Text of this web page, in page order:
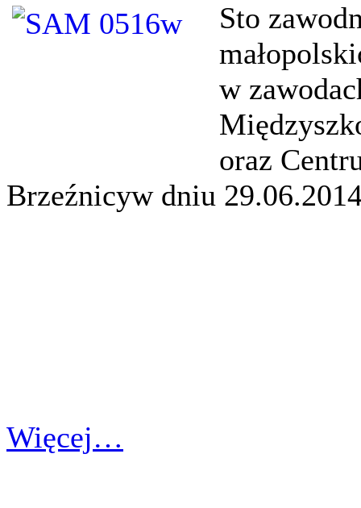
Sto
w
oraz
Brzeźnicyw dniu
Więcej…